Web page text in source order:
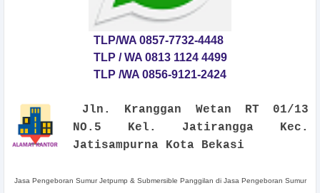
TLP/WA 0857-7732-4448
TLP / WA 0813 1124 4499
TLP /WA 0856-9121-2424
Jln. Kranggan Wetan RT 01/13
NO.5 Kel. Jatirangga Kec.
Jatisampurna Kota Bekasi
Jasa Pengeboran Sumur Jetpump & Submersible Panggilan di Jasa Pengeboran Sumur